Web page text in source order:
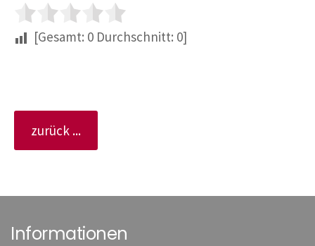
[Gesamt: 0 Durchschnitt: 0]
zurück ...
Informationen